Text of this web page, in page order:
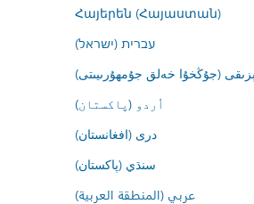
Հայերեն (Հայաստան)
עברית (ישראל)
(جۇڭخۇا خەلق جۇمھۇرىيىتى)
اُردو (پاکستان)
درى (افغانستان)
سنڌي (پاکستان)
عربي (المنطقة العربية)